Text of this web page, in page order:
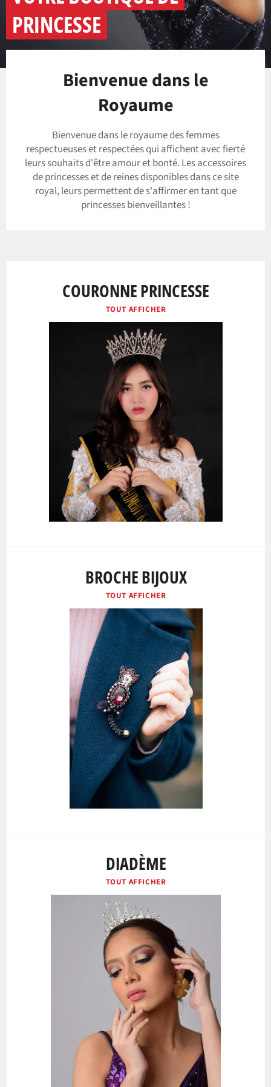
PRINCESSE
Bienvenue dans le
Royaume
Bienvenue dans le royaume des femmes
respectueuses et respectées qui affichent avec fierté
leurs souhaits d'être amour et bonté. Les accessoires
de princesses et de reines disponibles dans ce site
royal, leurs permettent de s'affirmer en tant que
princesses bienveillantes !
COURONNE PRINCESSE
TOUT AFFICHER
BROCHE BIJOUX
TOUT AFFICHER
DIADÈME
TOUT AFFICHER